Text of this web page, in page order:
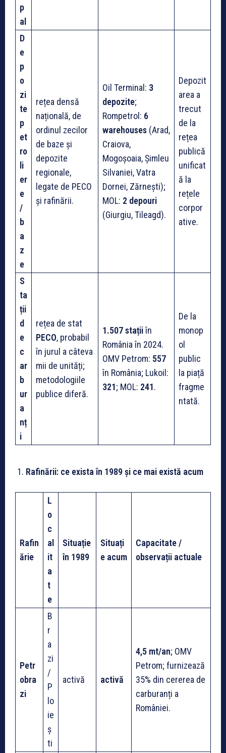
p
al
D
e
p
o
zi
te
p
et
ro
li
er
e
/
b
a
z
e
rețea densă
națională, de
ordinul zecilor
de baze și
depozite
regionale,
legate de PECO
și rafinării.
Oil Terminal: 3
depozite;
Rompetrol: 6
warehouses (Arad,
Craiova,
Mogoșoaia, Șimleu
Silvaniei, Vatra
Dornei, Zărnești);
MOL: 2 depouri
(Giurgiu, Tileagd).
Depozit
area a
trecut
de la
rețea
publică
unificat
ă la
rețele
corpor
ative.
S
ta
ții
d
e
c
ar
b
ur
a
nț
i
rețea de stat
PECO, probabil
în jurul a câteva
mii de unități;
metodologiile
publice diferă.
1.507 stațiiîn
România în 2024.
OMV Petrom: 557
în România; Lukoil:
321; MOL: 241.
De la
monop
ol
public
la piață
fragme
ntată.
Rafinării: ce exista în 1989 și ce mai există acum
Rafin
ărie
L
o
c
al
it
a
t
e
Situație
în 1989
Situați
e acum
Capacitate /
observații actuale
Petr
obra
zi
B
r
a
zi
/
P
lo
ie
ș
ti
activă activă
4,5 mt/an; OMV
Petrom; furnizează
35% din cererea de
carburanți a
României.